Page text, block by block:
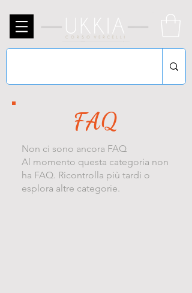
FAQ
Non ci sono ancora FAQ
Al momento questa categoria non
ha FAQ. Ricontrolla più tardi o
esplora altre categorie.